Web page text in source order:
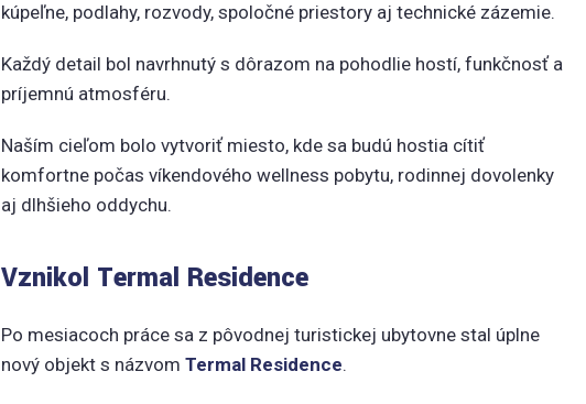
kúpeľne, podlahy, rozvody, spoločné priestory aj technické zázemie.
Každý detail bol navrhnutý s dôrazom na pohodlie hostí, funkčnosť a
príjemnú atmosféru.
Naším cieľom bolo vytvoriť miesto, kde sa budú hostia cítiť
komfortne počas víkendového wellness pobytu, rodinnej dovolenky
aj dlhšieho oddychu.
Vznikol Termal Residence
Po mesiacoch práce sa z pôvodnej turistickej ubytovne stal úplne
nový objekt s názvom Termal Residence.